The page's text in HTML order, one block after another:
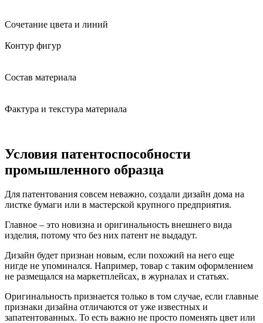
Сочетание цвета и линий
Контур фигур
Состав материала
Фактура и текстура материала
Условия патентоспособности
промышленного образца
Для патентования совсем неважно, создали дизайн дома на
листке бумаги или в мастерской крупного предприятия.
Главное – это новизна и оригинальность внешнего вида
изделия, потому что без них патент не выдадут.
Дизайн будет признан новым, если похожий на него еще
нигде не упоминался. Например, товар с таким оформлением
не размещался на маркетплейсах, в журналах и статьях.
Оригинальность признается только в том случае, если главные
признаки дизайна отличаются от уже известных и
запатентованных. То есть важно не просто поменять цвет или